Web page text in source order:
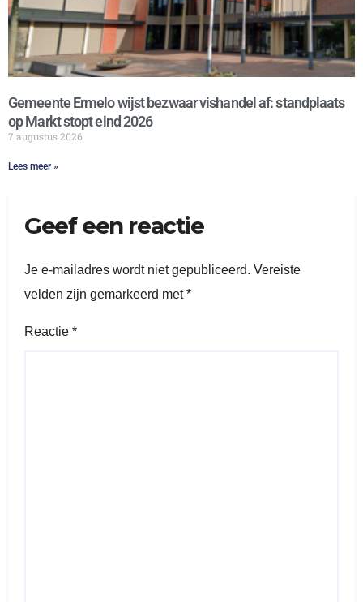
Gemeente Ermelo wijst bezwaar vishandel af: standplaats
op Markt stopt eind 2026
7 augustus 2026
Lees meer »
Geef een reactie
Je e-mailadres wordt niet gepubliceerd. Vereiste
velden zijn gemarkeerd met*
Reactie *